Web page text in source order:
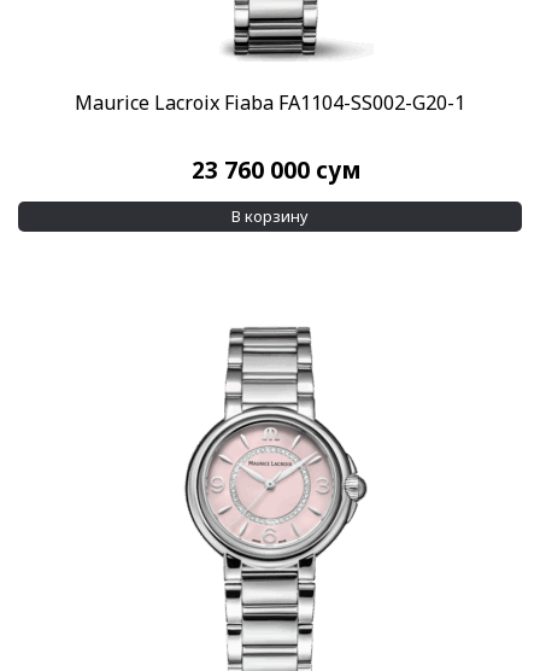
Maurice Lacroix Fiaba FA1104-SS002-G20-1
23 760 000 сум
В корзину